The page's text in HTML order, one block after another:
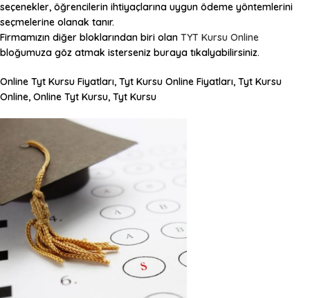
seçenekler, öğrencilerin ihtiyaçlarına uygun ödeme yöntemlerini
seçmelerine olanak tanır.
Firmamızın diğer bloklarından biri olan TYT Kursu Online
bloğumuza göz atmak isterseniz buraya tıkalyabilirsiniz.
Online Tyt Kursu Fiyatları, Tyt Kursu Online Fiyatları, Tyt Kursu
Online, Online Tyt Kursu, Tyt Kursu